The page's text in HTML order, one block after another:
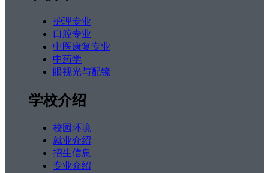
护理专业
口腔专业
中医康复专业
中药学
眼视光与配镜
学校介绍
校园环境
就业介绍
招生信息
专业介绍